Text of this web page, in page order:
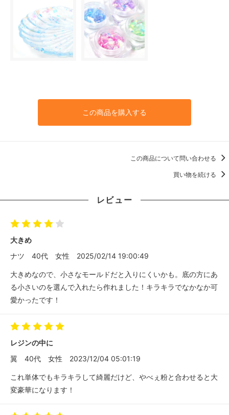
この商品を購入する
この商品について問い合わせる
買い物を続ける
レビュー
大きめ
ナツ
40代 女性 2025/02/14 19:00:49
大きめなので、小さなモールドだと入りにくいかも。底の方にあ
る小さいのを選んで入れたら作れました！キラキラでなかなか可
愛かったです！
レジンの中に
翼
40代 女性 2023/12/04 05:01:19
これ単体でもキラキラして綺麗だけど、やべぇ粉と合わせると大
変豪華になります！